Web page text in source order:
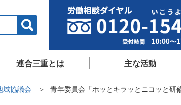
連合三重とは 主な活動
域協議会 青年委員会「ホッとキラッとニコッと研